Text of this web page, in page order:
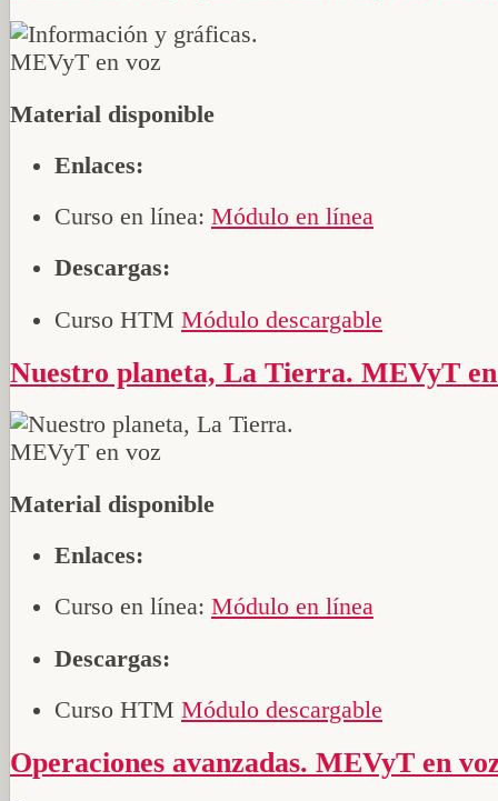
Material disponible
Enlaces:
Curso en línea: Módulo en línea
Descargas:
Curso HTM Módulo descargable
Nuestro planeta, La Tierra. MEVyT
Material disponible
Enlaces:
Curso en línea: Módulo en línea
Descargas:
Curso HTM Módulo descargable
Operaciones avanzadas. MEVyT en